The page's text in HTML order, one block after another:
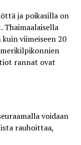
ja poikasilla on
Thaimaalaisella
viimeiseen 20
rannat ovat
voidaan
rauhoittaa,